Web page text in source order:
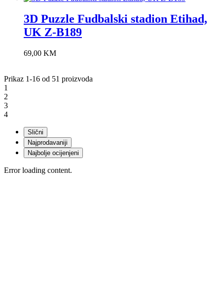
3D Puzzle Fudbalski stadion Etihad,
UK Z-B189
69,00 KM
Prikaz 1-16 od 51 proizvoda
1
2
3
4
Slični
Najprodavaniji
Najbolje ocijenjeni
Error loading content.